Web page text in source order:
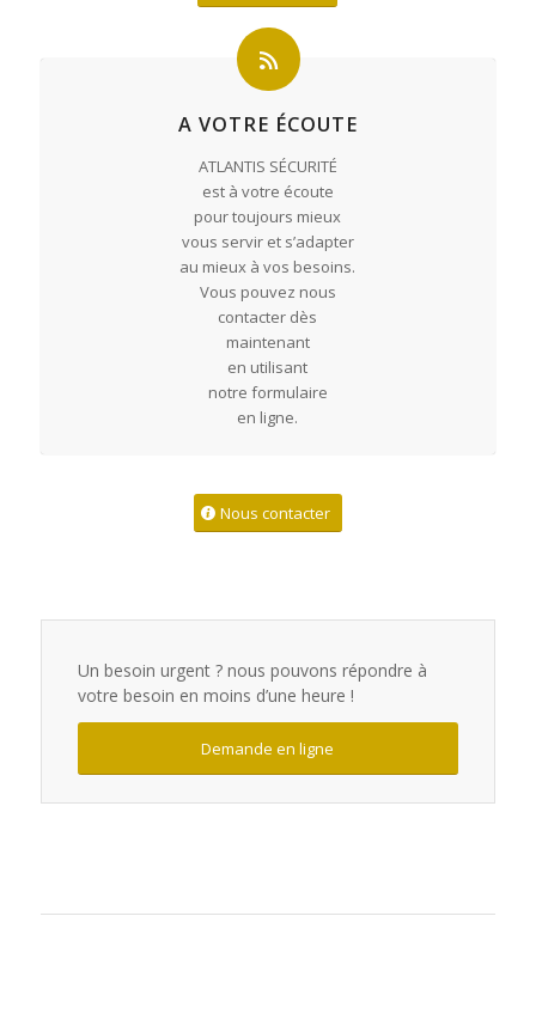
A VOTRE ÉCOUTE
ATLANTIS SÉCURITÉ
est à votre écoute
pour toujours mieux
vous servir et s’adapter
au mieux à vos besoins.
Vous pouvez nous
contacter dès
maintenant
en utilisant
notre formulaire
en ligne.
Nous contacter
Un besoin urgent ? nous pouvons répondre à
votre besoin en moins d’une heure !
Demande en ligne